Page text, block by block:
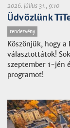
2026. július 31., 9:10
Üdvözlünk
rendezvény
Köszönjük, hogy
választottátok!
szeptember 1-jén
programot!